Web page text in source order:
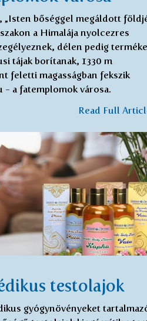
„Isten bőséggel megáldott
a Himalája nyolcezres
délen pedig
tájak borítanak, 1330 m
feletti magasságban fekszik
- a fatemplomok városa.
Read Full
testolajok
gyógynövényeket